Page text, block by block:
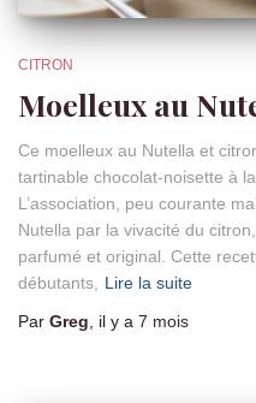
CITRON
Moelleux au
Ce moelleux au Nutella et
tartinable chocolat-noisette à
L’association, peu courante
Nutella par la vivacité du
parfumé et original. Cette
débutants, Lire la suite
Par Greg, il y a 7 mois